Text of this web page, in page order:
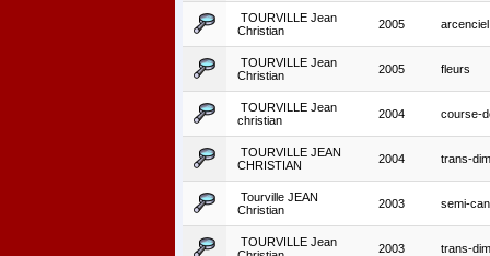
TOURVILLE Jean
Christian
2005 arcenciel
TOURVILLE Jean
Christian
2005 fleurs
TOURVILLE Jean
christian
2004 course-
TOURVILLE JEAN
CHRISTIAN
2004 trans-
Tourville JEAN
Christian
2003 semi-
TOURVILLE Jean
2003 trans-